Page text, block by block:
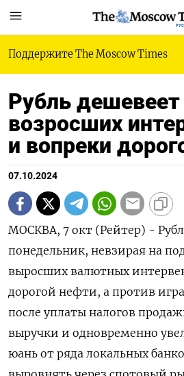
Поддержите The Moscow Times
Рубль дешевеет
возросших
и вопреки
07.10.2024
МОСКВА, 7 окт (Рейтер) -
понедельник, невзирая на
выросших валютных
дорогой нефти, а против
после уплаты налогов
выручки и одновременно
юань от ряда локальных